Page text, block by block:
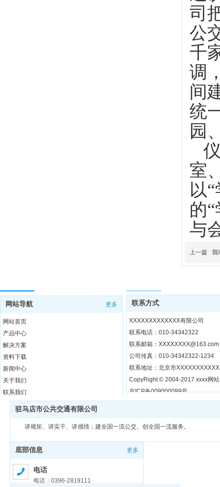
司
公
千
调
间
统
园
室
以
的
与
上一篇 我
联系方式
XXXXXXXXXXXXX有限公司
联系电话：010-34342322
联系邮箱：XXXXXXXX@163.com
公司传真：010-34342322-1234
联系地址：北京市
CopyRight © 2004-2017 xxxx网
京ICP备009000099号
网站导航 更多
网站首页
产品中心
解决方案
资料下载
新闻中心
关于我们
联系我们
驻马店市公共交通有限公司
讲规矩、讲实干、讲感情；建全国一流公交、创全国一流服务。
底部信息 更多
电话
电话：0396-2819111